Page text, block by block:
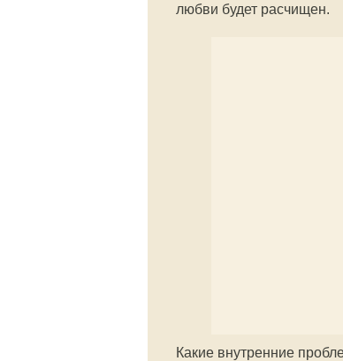
любви будет расчищен.
Какие внутренние